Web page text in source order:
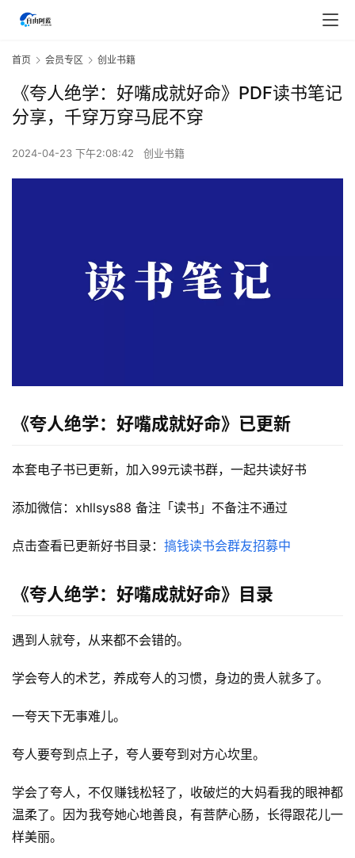
首
行
快
讯
首页 会员专区 创业书籍
《夸人‬‎绝学：‬‎好嘴成就好命》PDF读书笔记
分享，千穿万穿马屁不穿
2024-04-23 下午2:08:42 创业书籍
《夸人‬‎绝学：‬‎好嘴成就好命》 已更新
本套电子书已更新，加入99元读书群，一起共读好书
添加微信：xhllsys88 备注「读书」不备注不通过
点击查看已更新好书目录： 搞钱读书会群友招募中
《夸人‬‎绝学：‬‎好嘴成就好命》目录
遇到人‬‎就夸，从来都‬‎不会错的。
学会夸‬‎人的术艺‬‎，养成夸人的习惯，身边的贵人‬‎就多了。
一夸天下无事难‬‎儿。
夸人要‬‎夸到点上子‬‎，夸人要夸到‬‎对方心坎里。
学会了夸人，不仅‬‎赚钱松轻‬‎了，收破烂的大妈看‬‎我的眼神都
温柔‬‎了。因为我夸她心地善良，有菩萨心肠，长得跟花儿一
样美丽。